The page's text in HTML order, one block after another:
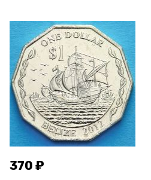
370 ₽